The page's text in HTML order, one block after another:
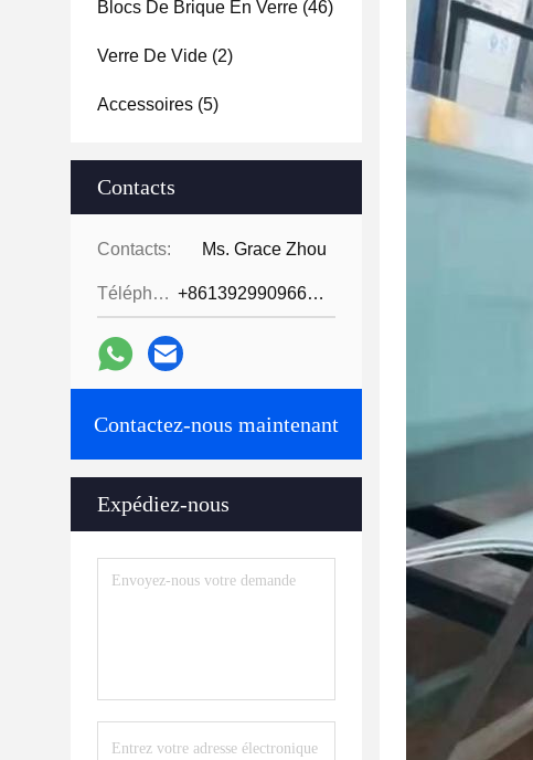
Blocs De Brique En Verre (46)
Verre De Vide (2)
Accessoires (5)
Contacts
Contacts: Ms. Grace Zhou
Téléphone: +8613929909663--13690711186
Contactez-nous maintenant
Expédiez-nous